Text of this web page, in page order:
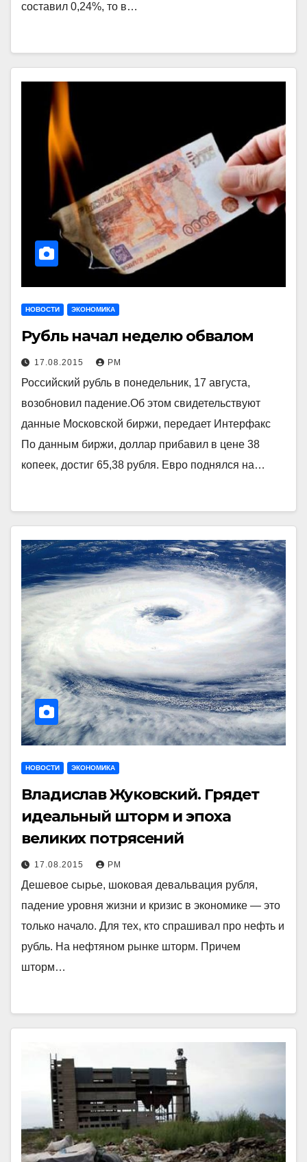
составил 0,24%, то в…
НОВОСТИ ЭКОНОМИКА
Рубль начал неделю обвалом
17.08.2015 РМ
Российский рубль в понедельник, 17 августа,
возобновил падение.Об этом свидетельствуют
данные Московской биржи, передает Интерфакс
По данным биржи, доллар прибавил в цене 38
копеек, достиг 65,38 рубля. Евро поднялся на…
НОВОСТИ ЭКОНОМИКА
Владислав Жуковский. Грядет
идеальный шторм и эпоха
великих потрясений
17.08.2015 РМ
Дешевое сырье, шоковая девальвация рубля,
падение уровня жизни и кризис в экономике — это
только начало. Для тех, кто спрашивал про нефть и
рубль. На нефтяном рынке шторм. Причем
шторм…